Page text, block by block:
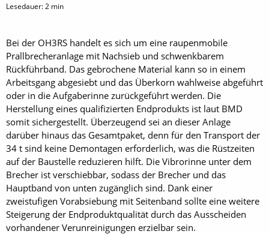
Lesedauer:2 min
Bei der OH3RS handelt es sich um eine raupenmobile
Prallbrecheranlage mit Nachsieb und schwenkbarem
Rückführband. Das gebrochene Material kann so in einem
Arbeitsgang abgesiebt und das Überkorn wahlweise abgeführt
oder in die Aufgaberinne zurückgeführt werden. Die
Herstellung eines qualifizierten Endprodukts ist laut BMD
somit sichergestellt. Überzeugend sei an dieser Anlage
darüber hinaus das Gesamtpaket, denn für den Transport der
34 t sind keine Demontagen erforderlich, was die Rüstzeiten
auf der Baustelle reduzieren hilft. Die Vibrorinne unter dem
Brecher ist verschiebbar, sodass der Brecher und das
Hauptband von unten zugänglich sind. Dank einer
zweistufigen Vorabsiebung mit Seitenband sollte eine weitere
Steigerung der Endproduktqualität durch das Ausscheiden
vorhandener Verunreinigungen erzielbar sein.